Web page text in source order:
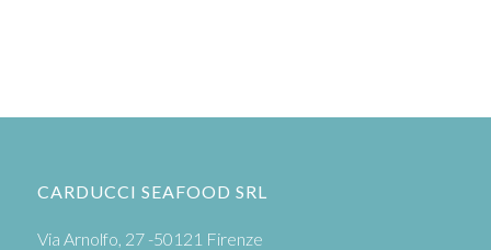
CARDUCCI SEAFOOD SRL
Via Arnolfo, 27 -50121 Firenze